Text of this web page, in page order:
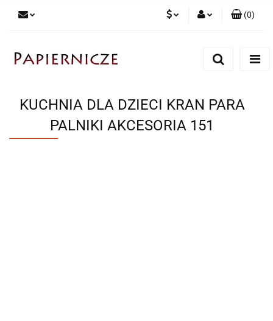
(0)
KUCHNIA DLA DZIECI KRAN PARA
PALNIKI AKCESORIA 151